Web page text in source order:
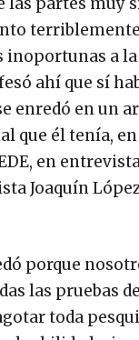
terriblemente
inoportunas a la
ahí que sí
enredó en un
que él tenía,
en
Joaquín
porque
las pruebas
toda
o